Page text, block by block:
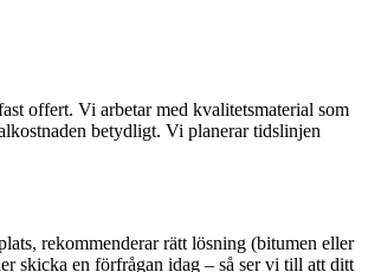
offert. Vi arbetar med kvalitetsmaterial som
betydligt. Vi planerar tidslinjen
rekommenderar rätt lösning (bitumen eller
skicka en förfrågan idag – så ser vi till att ditt